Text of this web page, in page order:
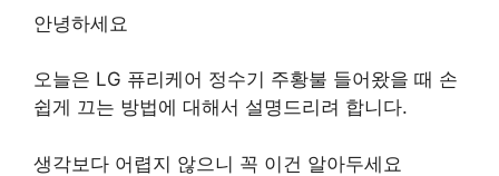
안녕하세요
오늘은 LG 퓨리케어 정수기 주황불 들어왔을 때 손
쉽게 끄는 방법에 대해서 설명드리려 합니다.
생각보다 어렵지 않으니 꼭 이건 알아두세요